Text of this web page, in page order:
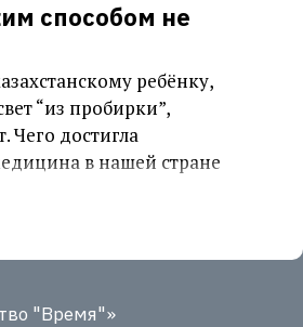
способом не
ребёнку,
“из пробирки”,
Чего достигла
в нашей стране
"Время"»